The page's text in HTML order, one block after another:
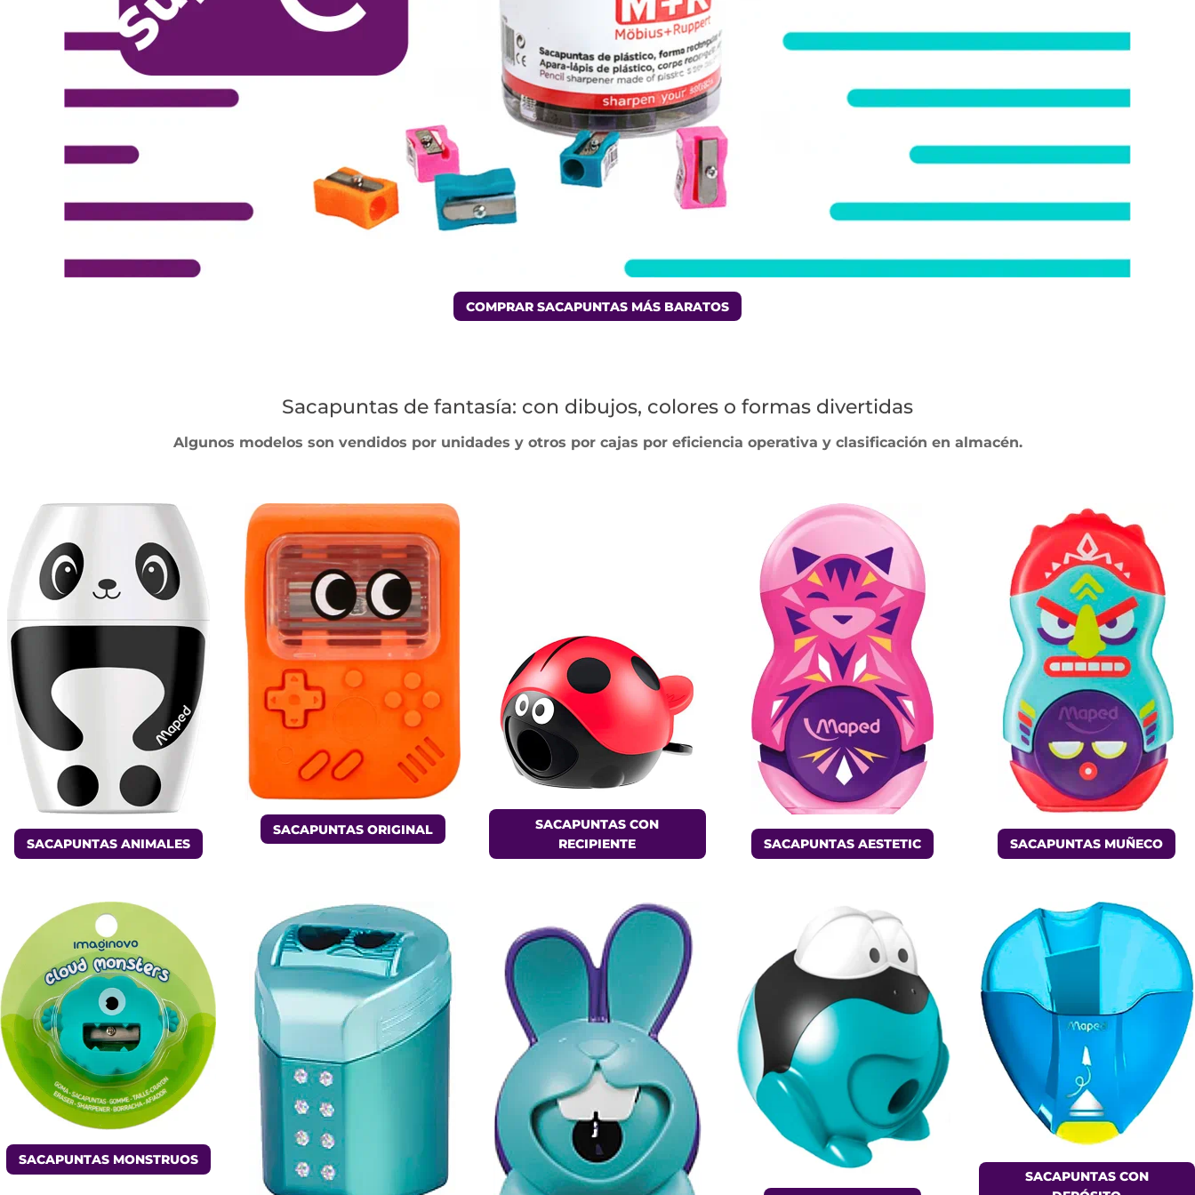
COMPRAR SACAPUNTAS MÁS BARATOS
Sacapuntas de fantasía: con dibujos, colores o formas divertidas
Algunos modelos son vendidos por unidades y otros por cajas por eficiencia operativa y clasificación en almacén.
SACAPUNTAS ANIMALES
SACAPUNTAS ORIGINAL
SACAPUNTAS CON
RECIPIENTE
SACAPUNTAS AESTETIC SACAPUNTAS MUÑECO
SACAPUNTAS MONSTRUOS
SACAPUNTAS CON